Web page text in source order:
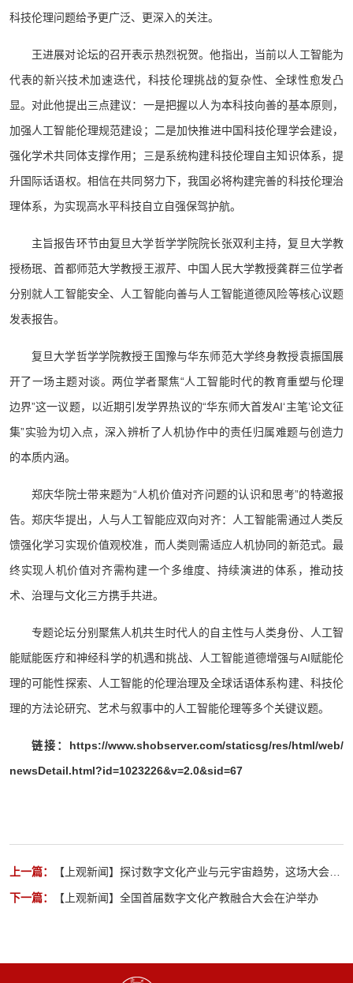
科技伦理问题给予更广泛、更深入的关注。
王进展对论坛的召开表示热烈祝贺。他指出，当前以人工智能为
代表的新兴技术加速迭代，科技伦理挑战的复杂性、全球性愈发凸
显。对此他提出三点建议：一是把握以人为本科技向善的基本原则，
加强人工智能伦理规范建设；二是加快推进中国科技伦理学会建设，
强化学术共同体支撑作用；三是系统构建科技伦理自主知识体系，提
升国际话语权。相信在共同努力下，我国必将构建完善的科技伦理治
理体系，为实现高水平科技自立自强保驾护航。
主旨报告环节由复旦大学哲学学院院长张双利主持，复旦大学教
授杨珉、首都师范大学教授王淑芹、中国人民大学教授龚群三位学者
分别就人工智能安全、人工智能向善与人工智能道德风险等核心议题
发表报告。
复旦大学哲学学院教授王国豫与华东师范大学终身教授袁振国展
开了一场主题对谈。两位学者聚焦“人工智能时代的教育重塑与伦理
边界”这一议题，以近期引发学界热议的“华东师大首发AI‘主笔’论文征
集”实验为切入点，深入辨析了人机协作中的责任归属难题与创造力
的本质内涵。
郑庆华院士带来题为“人机价值对齐问题的认识和思考”的特邀报
告。郑庆华提出，人与人工智能应双向对齐：人工智能需通过人类反
馈强化学习实现价值观校准，而人类则需适应人机协同的新范式。最
终实现人机价值对齐需构建一个多维度、持续演进的体系，推动技
术、治理与文化三方携手共进。
专题论坛分别聚焦人机共生时代人的自主性与人类身份、人工智
能赋能医疗和神经科学的机遇和挑战、人工智能道德增强与AI赋能伦
理的可能性探索、人工智能的伦理治理及全球话语体系构建、科技伦
理的方法论研究、艺术与叙事中的人工智能伦理等多个关键议题。
链接： https://www.shobserver.com/staticsg/res/html/web/
newsDetail.html?id=1023226&v=2.0&sid=67
上一篇： 【上观新闻】探讨数字文化产业与元宇宙趋势，这场大会在
上海举办
下一篇： 【上观新闻】全国首届数字文化产教融合大会在沪举办